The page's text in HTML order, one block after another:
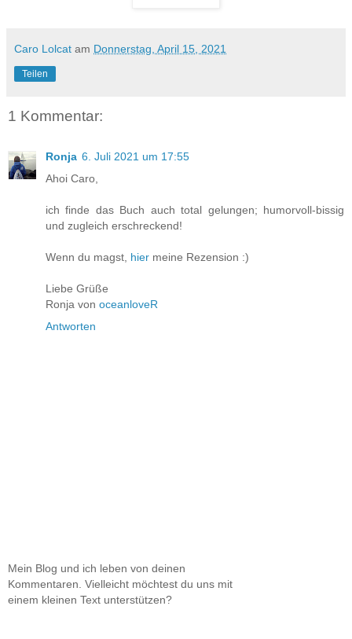
Caro Lolcat am Donnerstag, April 15, 2021
Teilen
1 Kommentar:
Ronja 6. Juli 2021 um 17:55
Ahoi Caro,
ich finde das Buch auch total gelungen; humorvoll-bissig
und zugleich erschreckend!
Wenn du magst, hier meine Rezension :)
Liebe Grüße
Ronja von oceanloveR
Antworten
Mein Blog und ich leben von deinen
Kommentaren. Vielleicht möchtest du uns mit
einem kleinen Text unterstützen?